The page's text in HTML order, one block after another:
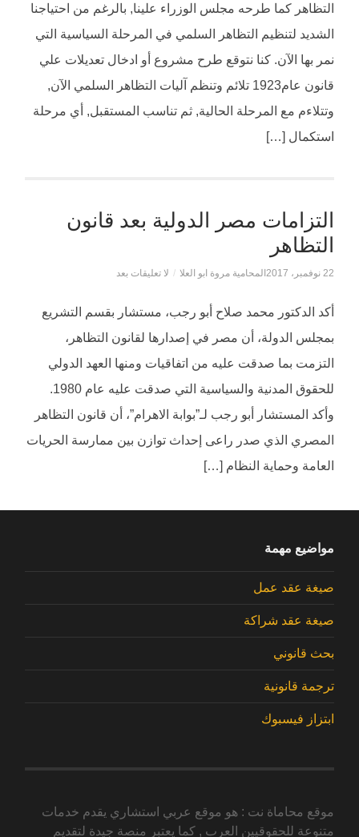
التظاهر كما طرحه مجلس الوزراء علينا‏,‏ بالرغم من احتياجنا
الشديد لتنظيم التظاهر السلمي في المرحلة السياسية التي
نمر بها الآن‏.‏ كنا نتوقع طرح مشروع أو ادخال تعديلات علي
قانون عام1923 تلائم وتنظم آليات التظاهر السلمي الآن,
وتتلاءم مع المرحلة الحالية, ثم تناسب المستقبل, أي مرحلة
استكمال […]
التزامات مصر الدولية بعد قانون
التظاهر
22 نوفمبر، 2017 المحامية مروة ابو العلا / لا تعليقات بعد
أكد الدكتور محمد صلاح أبو رجب، مستشار بقسم التشريع
بمجلس الدولة، أن مصر في إصدارها لقانون التظاهر،
التزمت بما صدقت عليه من اتفاقيات ومنها العهد الدولي
للحقوق المدنية والسياسية التي صدقت عليه عام 1980.
وأكد المستشار أبو رجب لـ”بوابة الاهرام”، أن قانون التظاهر
المصري الذي صدر راعى إحداث توازن بين ممارسة الحريات
العامة وحماية النظام […]
مواضيع مهمة
صيغة عقد عمل
صيغة عقد شراكة
بحث قانوني
ترجمة قانونية
ابتزاز فيسبوك
موقع محاماة نت : هو موقع عربي استشاري يقدم خدمات
متنوعة للحقوقيين العرب , كما يعتبر منصة جيدة لتقديم